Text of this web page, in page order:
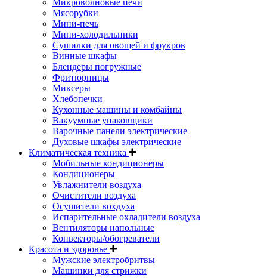
Микроволновые печи
Мясорубки
Мини-печь
Мини-холодильники
Сушилки для овощей и фрукров
Винные шкафы
Блендеры погружные
Фритюрницы
Миксеры
Хлебопечки
Кухонные машины и комбайны
Вакуумные упаковщики
Варочные панели электрические
Духовые шкафы электрические
Климатическая техника
Мобильные кондиционеры
Кондиционеры
Увлажнители воздуха
Очистители воздуха
Осушители вохдуха
Испарительные охладители воздуха
Вентиляторы напольные
Конвекторы/обогреватели
Красота и здоровье
Мужские электробритвы
Машинки для стрижки